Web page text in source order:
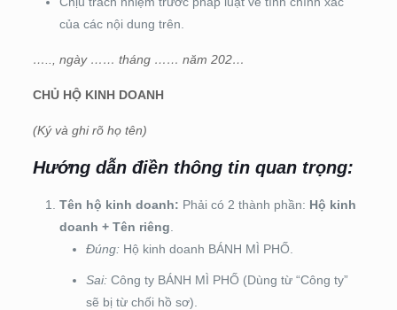
của các nội dung trên.
….., ngày …… tháng …… năm 202…
CHỦ HỘ KINH DOANH
(Ký và ghi rõ họ tên)
Hướng dẫn điền thông tin quan trọng:
Tên hộ kinh doanh: Phải có 2 thành phần: Hộ kinh
doanh + Tên riêng
Đúng:Hộ kinh doanh BÁNH MÌ PHỐ.
Sai:Công ty BÁNH MÌ PHỐ (Dùng từ “Công ty”
sẽ bị từ chối hồ sơ).